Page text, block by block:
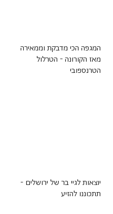
המגפה הכי מדבקת וממאירה
מאז הקורונה - הטרלול
הטרנספובי
יוצאות לגיי בר של ירושלים -
תתכוננו להזיע